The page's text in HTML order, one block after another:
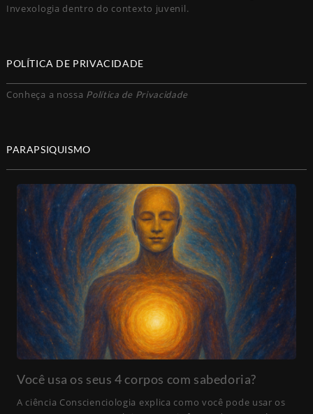
Invexologia dentro do contexto juvenil.
POLÍTICA DE PRIVACIDADE
Conheça a nossa Política de Privacidade
PARAPSIQUISMO
Você usa os seus 4 corpos com sabedoria?
A ciência Conscienciologia explica como você pode usar os